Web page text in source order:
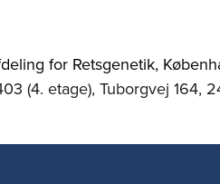
for Retsgenetik,
(4. etage), Tuborgvej 164,